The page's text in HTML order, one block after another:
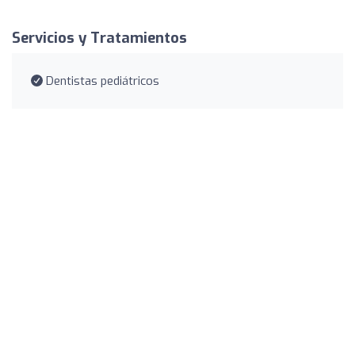
Servicios y Tratamientos
Dentistas pediátricos